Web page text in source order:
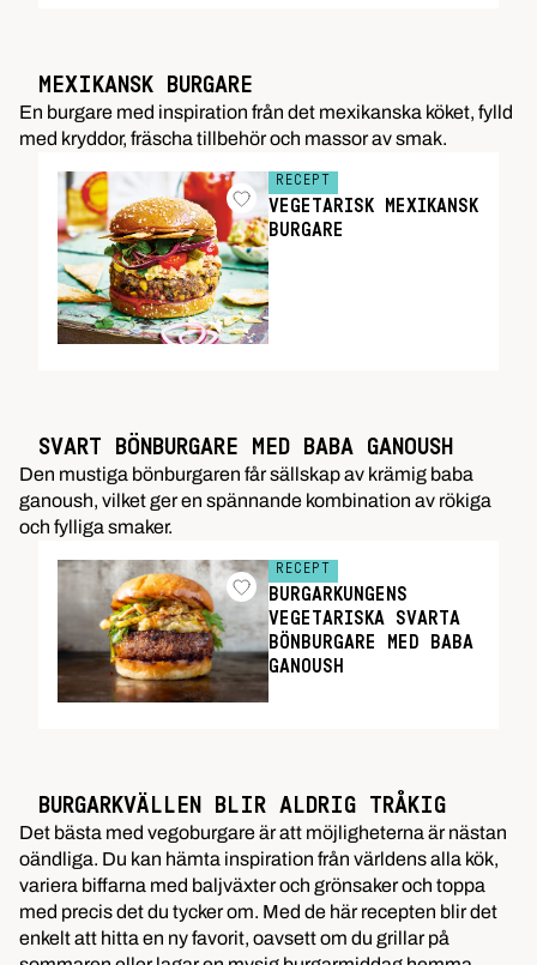
MEXIKANSK BURGARE
En burgare med inspiration från det mexikanska köket, fylld
med kryddor, fräscha tillbehör och massor av smak.
RECEPT
VEGETARISK MEXIKANSK
BURGARE
SVART BÖNBURGARE MED BABA GANOUSH
Den mustiga bönburgaren får sällskap av krämig baba
ganoush, vilket ger en spännande kombination av rökiga
och fylliga smaker.
RECEPT
BURGARKUNGENS
VEGETARISKA SVARTA
BÖNBURGARE MED BABA
GANOUSH
BURGARKVÄLLEN BLIR ALDRIG TRÅKIG
Det bästa med vegoburgare är att möjligheterna är nästan
oändliga. Du kan hämta inspiration från världens alla kök,
variera biffarna med baljväxter och grönsaker och toppa
med precis det du tycker om. Med de här recepten blir det
enkelt att hitta en ny favorit, oavsett om du grillar på